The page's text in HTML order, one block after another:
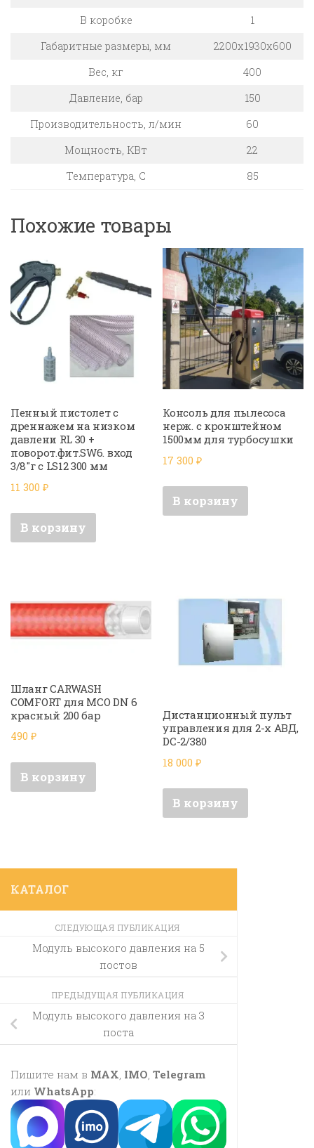
В коробке
1
Габаритные размеры, мм
2200x1930x600
Вес, кг
400
Давление, бар
150
Производительность, л/мин
60
Мощность, КВт
22
Температура, C
85
Похожие товары
Пенный пистолет с
дреннажем на низком
давлени RL 30 +
поворот.фит.SW6. вход
3/8″г с LS12 300 мм
11 300 ₽
В корзину
Консоль для пылесоса
нерж. с кронштейном
1500мм для турбосушки
17 300₽
В корзину
Шланг CARWASH
COMFORT для МСО DN 6
красный 200 бар
490 ₽
В корзину
Дистанционный пульт
управления для 2-х АВД,
DC-2/380
18 000₽
В корзину
КАТАЛОГ
СЛЕДУЮЩАЯ ПУБЛИКАЦИЯ
Модуль высокого давления на 5
постов
ПРЕДЫДУЩАЯ ПУБЛИКАЦИЯ
Модуль высокого давления на 3
поста
Пишите нам в MAX, IMO, Telegram
или WhatsApp: